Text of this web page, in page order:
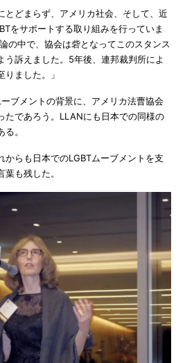
とどまらず、アメリカ社会、そして、近
をサポートする取り組みを行っていま
の中で、協会は砦となってこのスタンス
う訴えました。5年後、連邦裁判所によ
ました。」
ブメントの背景に、アメリカ法曹協会
たであろう。LLANにも日本での同様の
。
からも日本でのLGBTムーブメントを支
も残した。